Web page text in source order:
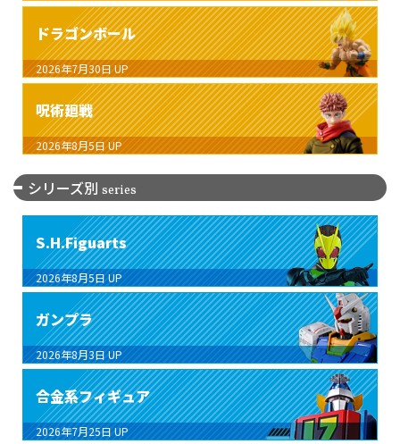
ドラゴンボール
2026年7月30日 UP
呪術廻戦
2026年8月5日 UP
シリーズ別 series
S.H.Figuarts
2026年8月5日 UP
ガンプラ
2026年8月3日 UP
合金系フィギュア
2026年7月25日 UP